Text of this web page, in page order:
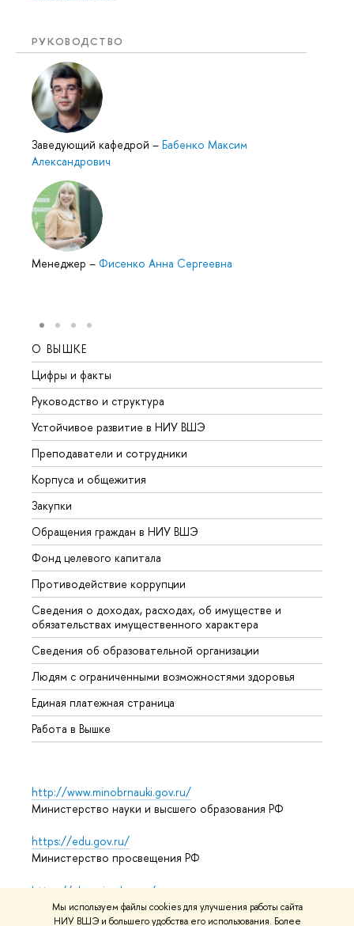
Мы используем файлы cookies для улучшения работы сайта
НИУ ВШЭ и большего удобства его использования. Более
РУКОВОДСТВО
Заведующий кафедрой – Бабенко Максим
Александрович
Менеджер – Фисенко Анна Сергеевна
О ВЫШКЕ
Цифры и факты
Руководство и структура
Устойчивое развитие в НИУ ВШЭ
Преподаватели и сотрудники
Корпуса и общежития
Закупки
Обращения граждан в НИУ ВШЭ
Фонд целевого капитала
Противодействие коррупции
Сведения о доходах, расходах, об имуществе и
обязательствах имущественного характера
Сведения об образовательной организации
Людям с ограниченными возможностями здоровья
Единая платежная страница
Работа в Вышке
http://www.minobrnauki.gov.ru/
Министерство науки и высшего образования РФ
https://edu.gov.ru/
Министерство просвещения РФ
https://elearning.hse.ru/mooc
Массовые открытые онлайн-курсы